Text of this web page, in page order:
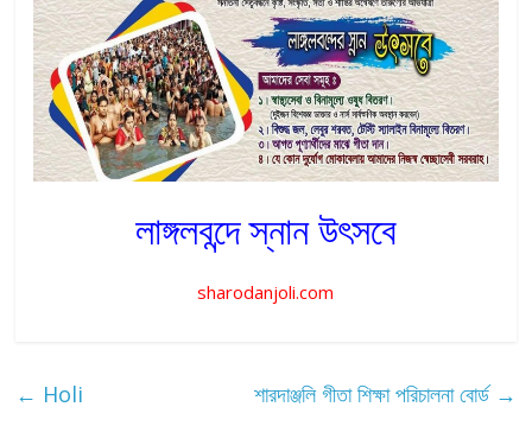
লাঙ্গলবন্দে স্নান উৎসবে
sharodanjoli.com
← Holi শারদাঞ্জলি গীতা শিক্ষা পরিচালনা বোর্ড →